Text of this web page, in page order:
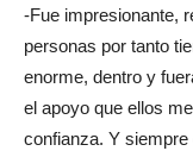
-Fue impresionante,
personas por tanto
enorme, dentro y
el apoyo que ellos
confianza. Y siempre